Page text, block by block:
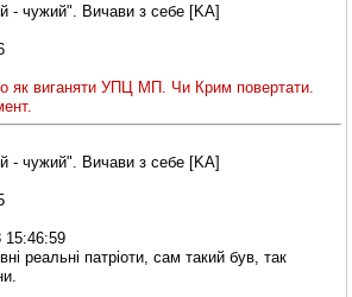
- чужий". Вичави з себе [KA]
як виганяти УПЦ МП. Чи Крим повертати.
- чужий". Вичави з себе [KA]
15:46:59
реальні патріоти, сам такий був, так